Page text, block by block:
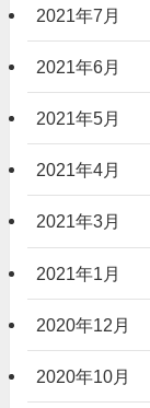
2021年7月
2021年6月
2021年5月
2021年4月
2021年3月
2021年1月
2020年12月
2020年10月